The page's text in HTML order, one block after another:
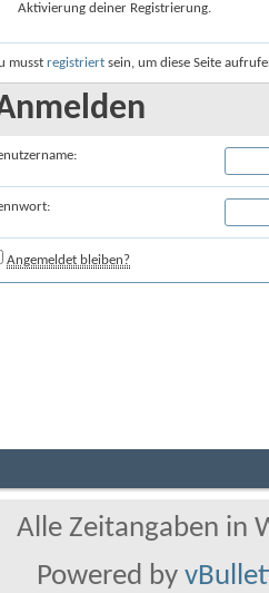
Aktivierung deiner Registrierung.
musst registriert sein, um diese Seite
Angemeldet bleiben?
Alle Zeitangaben in
Powered by